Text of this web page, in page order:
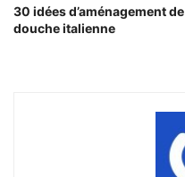
30 idées d’aménagement de
douche italienne